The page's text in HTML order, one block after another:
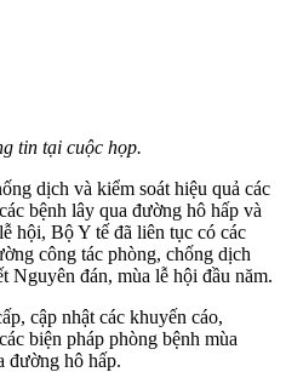
tin tại cuộc họp.
dịch và kiểm soát hiệu quả các
bệnh lây qua đường hô hấp và
hội, Bộ Y tế đã liên tục có các
công tác phòng, chống dịch
đán, mùa lễ hội đầu năm.
cập nhật các khuyến cáo,
biện pháp phòng bệnh mùa
đường hô hấp.